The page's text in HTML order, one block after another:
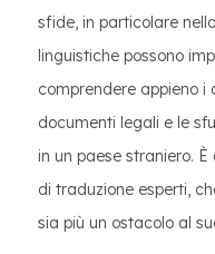
sfide, in particolare
linguistiche possono
comprendere appieno i
documenti legali e le
in un paese straniero.
di traduzione esperti,
sia più un ostacolo al